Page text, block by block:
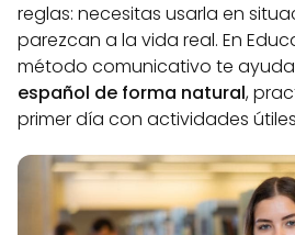
reglas: necesitas usarla en
parezcan a la vida real. En
método comunicativo te
español de forma natural,
primer día con actividades